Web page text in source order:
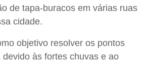
de tapa-buracos em várias ruas
cidade.
objetivo resolver os pontos
às fortes chuvas e ao